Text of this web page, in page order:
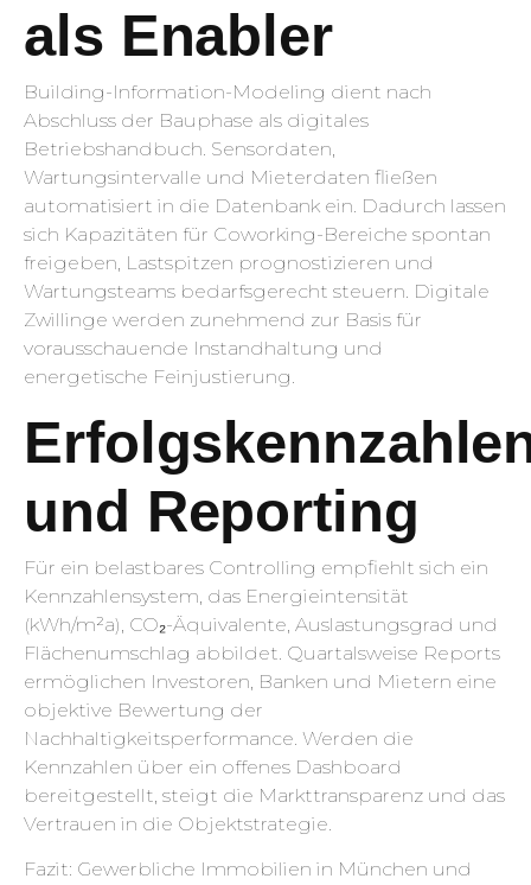
als Enabler
Building-Information-Modeling dient nach
Abschluss der Bauphase als digitales
Betriebshandbuch. Sensordaten,
Wartungsintervalle und Mieterdaten fließen
automatisiert in die Datenbank ein. Dadurch lassen
sich Kapazitäten für Coworking-Bereiche spontan
freigeben, Lastspitzen prognostizieren und
Wartungsteams bedarfsgerecht steuern. Digitale
Zwillinge werden zunehmend zur Basis für
vorausschauende Instandhaltung und
energetische Feinjustierung.
und Reporting
Für ein belastbares Controlling empfiehlt sich ein
Kennzahlensystem, das Energieintensität
(kWh/m²a), CO₂-Äquivalente, Auslastungsgrad und
Flächenumschlag abbildet. Quartalsweise Reports
ermöglichen Investoren, Banken und Mietern eine
objektive Bewertung der
Nachhaltigkeitsperformance. Werden die
Kennzahlen über ein offenes Dashboard
bereitgestellt, steigt die Markttransparenz und das
Vertrauen in die Objektstrategie.
Fazit: Gewerbliche Immobilien in München und